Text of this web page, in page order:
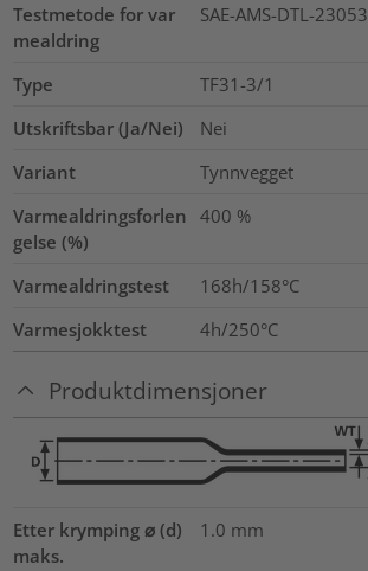
Testmetode for var
mealdring
SAE-AMS-DTL-23053
Type
TF31-3/1
Utskriftsbar (Ja/Nei)
Nei
Variant
Tynnvegget
Varmealdringsforlen
gelse (%)
400 %
Varmealdringstest
168h/158°C
Varmesjokktest
4h/250°C
Produktdimensjoner
Etter krymping ⌀ (d)
maks.
1.0 mm